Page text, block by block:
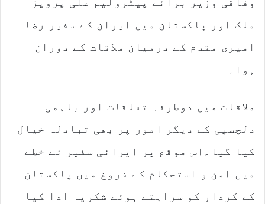
ملک اور پاکستان میں ایران کے سفیر رضا
امیری مقدم کے درمیان ملاقات کے دوران
ہوا۔
ملاقات میں دوطرفہ تعلقات اور باہمی
دلچسپی کے دیگر امور پر بھی تبادلہ خیال
کیا گیا۔اس موقع پر ایرانی سفیر نے خطے
میں امن و استحکام کے فروغ میں پاکستان
کے کردار کو سراہتے ہوئے شکریہ ادا کیا